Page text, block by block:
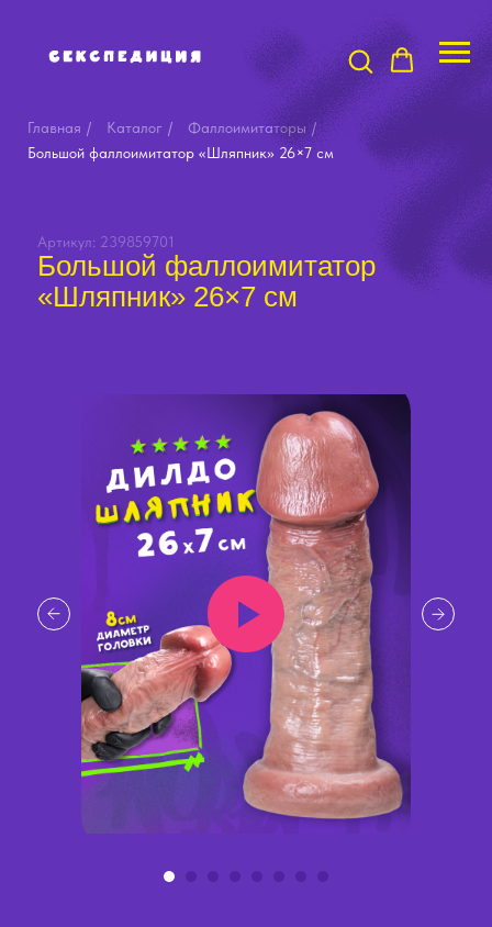
Главная / Каталог / Фаллоимитаторы /
Большой фаллоимитатор «Шляпник» 26×7 см
Артикул: 239859701
Большой фаллоимитатор
«Шляпник» 26×7 см